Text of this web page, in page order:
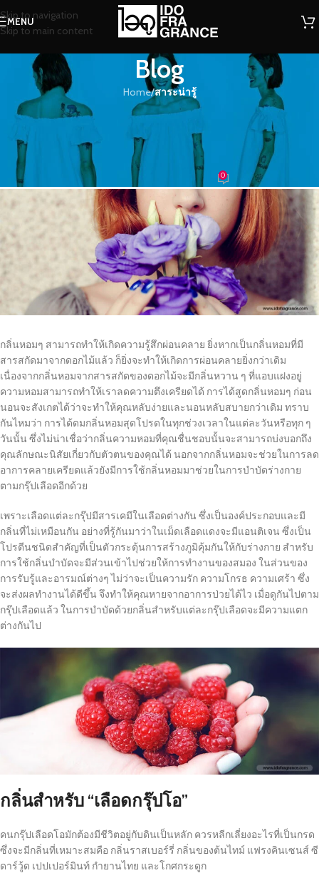
Skip to navigation
Skip to main content
MENU
Blog
Home/สาระน่ารู้
สาระน่ารู้
เลือกกลิ่นหอมๆ เพื่อการบำบัด ตาม
กรุ๊ปเลือด
น้องน้ำหอม On 05/11/2016 0
กลิ่นหอมๆ สามารถทำให้เกิดความรู้สึกผ่อนคลาย ยิ่งหากเป็นกลิ่นหอมที่มี
สารสกัดมาจากดอกไม้แล้ว ก็ยิ่งจะทำให้เกิดการผ่อนคลายยิ่งกว่าเดิม
เนื่องจากกลิ่นหอมจากสารสกัดของดอกไม้จะมีกลิ่นหวาน ๆ ที่แอบแฝงอยู่
ความหอมสามารถทำให้เราลดความตึงเครียดได้ การได้สูดกลิ่นหอมๆ ก่อน
นอนจะสังเกตได้ว่าจะทำให้คุณหลับง่ายและนอนหลับสบายกว่าเดิม ทราบ
กันไหมว่า การได้ดมกลิ่นหอมสุดโปรดในทุกช่วงเวลาในแต่ละวันหรือทุก ๆ
วันนั้น ซึ่งไม่น่าเชื่อว่ากลิ่นความหอมที่คุณชื่นชอบนั้นจะสามารถบ่งบอกถึง
คุณลักษณะนิสัยเกี่ยวกับตัวตนของคุณได้ นอกจากกลิ่นหอมจะช่วยในการลด
อาการคลายเครียดแล้วยังมีการใช้กลิ่นหอมมาช่วยในการบำบัดร่างกาย
ตามกรุ๊ปเลือดอีกด้วย
เพราะเลือดแต่ละกรุ๊ปมีสารเคมีในเลือดต่างกัน ซึ่งเป็นองค์ประกอบและมี
กลิ่นที่ไม่เหมือนกัน อย่างที่รู้กันมาว่าในเม็ดเลือดแดงจะมีแอนติเจน ซึ่งเป็น
โปรตีนชนิดสำคัญที่เป็นตัวกระตุ้นการสร้างภูมิคุ้มกันให้กับร่างกาย สำหรับ
การใช้กลิ่นบำบัดจะมีส่วนเข้าไปช่วยให้การทำงานของสมอง ในส่วนของ
การรับรู้และอารมณ์ต่างๆ ไม่ว่าจะเป็นความรัก ความโกรธ ความเศร้า ซึ่ง
จะส่งผลทำงานได้ดีขึ้น จึงทำให้คุณหายจากอาการป่วยได้ไว เมื่อดูกันไปตาม
กรุ๊ปเลือดแล้ว ในการบำบัดด้วยกลิ่นสำหรับแต่ละกรุ๊ปเลือดจะมีความแตก
ต่างกันไป
กลิ่นสำหรับ “เลือดกรุ๊ปโอ”
คนกรุ๊ปเลือดโอมักต้องมีชีวิตอยู่กับดินเป็นหลัก ควรหลีกเลี่ยงอะไรที่เป็นกรด
ซึ่งจะมีกลิ่นที่เหมาะสมคือ กลิ่นราสเบอร์รี่ กลิ่นของต้นไทม์ แฟรงคินเซนส์ ซี
ดาร์วู้ด เปปเปอร์มินท์ กำยานไทย และโกศกระดูก